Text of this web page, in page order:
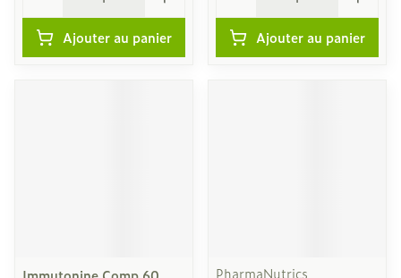
Ajouter au panier Ajouter au panier
PharmaNutrics